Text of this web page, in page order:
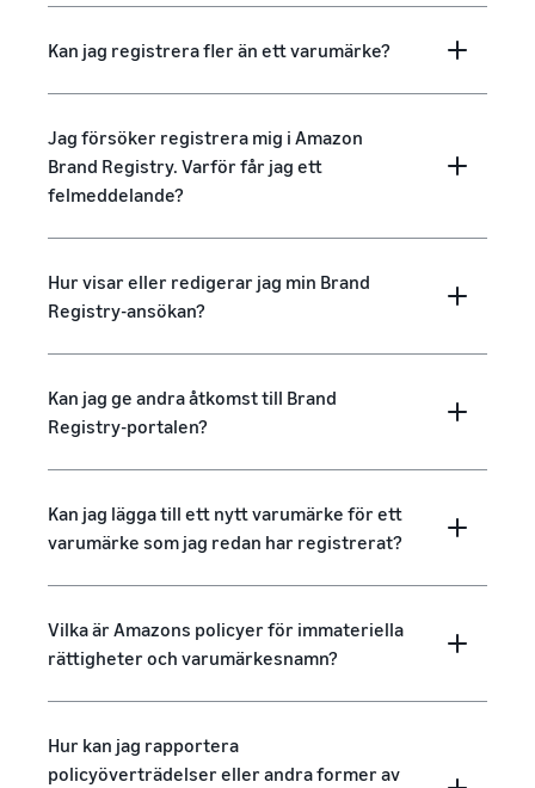
Kan jag registrera fler än ett varumärke?
Jag försöker registrera mig i Amazon
Brand Registry. Varför får jag ett
felmeddelande?
Hur visar eller redigerar jag min Brand
Registry-ansökan?
Kan jag ge andra åtkomst till Brand
Registry-portalen?
Kan jag lägga till ett nytt varumärke för ett
varumärke som jag redan har registrerat?
Vilka är Amazons policyer för immateriella
rättigheter och varumärkesnamn?
Hur kan jag rapportera
policyöverträdelser eller andra former av